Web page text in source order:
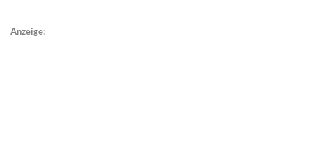
Anzeige: